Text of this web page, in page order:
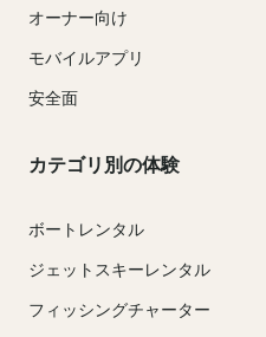
オーナー向け
モバイルアプリ
安全面
カテゴリ別の体験
ボートレンタル
ジェットスキーレンタル
フィッシングチャーター